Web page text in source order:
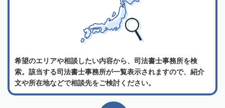
希望のエリアや相談したい内容から、司法書士事務所を検
索。該当する司法書士事務所が一覧表示されますので、紹介
文や所在地などで相談先をご検討ください。